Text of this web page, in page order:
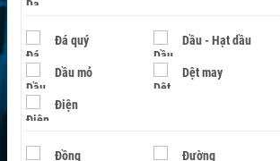
Đá quý Dầu - Hạt dầu
Dầu mỏ Dệt may
Điện
Đồng Đường